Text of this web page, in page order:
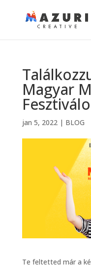
Magyar
jan 5, 2022| BLOG
Te feltetted már a